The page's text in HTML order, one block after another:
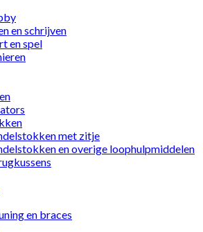
en schrijven
en spel
met zitje
en overige loophulpmiddelen
en braces